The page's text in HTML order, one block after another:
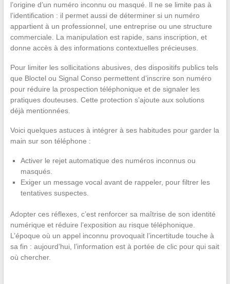
l’origine d’un numéro inconnu ou masqué. Il ne se limite pas à
l’identification : il permet aussi de déterminer si un numéro
appartient à un professionnel, une entreprise ou une structure
commerciale. La manipulation est rapide, sans inscription, et
donne accès à des informations contextuelles précieuses.
Pour limiter les sollicitations abusives, des dispositifs publics tels
que Bloctel ou Signal Conso permettent d’inscrire son numéro
pour réduire la prospection téléphonique et de signaler les
pratiques douteuses. Cette protection s’ajoute aux solutions
déjà mentionnées.
Voici quelques astuces à intégrer à ses habitudes pour garder la
main sur son téléphone :
Activer le rejet automatique des numéros inconnus ou
masqués.
Exiger un message vocal avant de rappeler, pour filtrer les
tentatives suspectes.
Adopter ces réflexes, c’est renforcer sa maîtrise de son identité
numérique et réduire l’exposition au risque téléphonique.
L’époque où un appel inconnu provoquait l’incertitude touche à
sa fin : aujourd’hui, l’information est à portée de clic pour qui sait
où chercher.